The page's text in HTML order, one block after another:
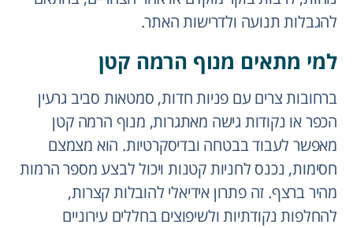
להגבלות תנועה ולדרישות האתר.
למי מתאים מנוף הרמה קטן
ברחובות צרים עם פניות חדות, סמטאות סביב גרעין
הכפר או נקודות גישה מאתגרות, מנוף הרמה קטן
מאפשר לעבוד בבטחה ובדיסקרטיות. הוא מצמצם
חסימות, נכנס לחניות קטנות ויכול לבצע מספר הרמות
מהיר ברצף. זה פתרון אידיאלי להובלות קצרות,
להחלפות נקודתיות ולשיפוצים בחללים עירוניים